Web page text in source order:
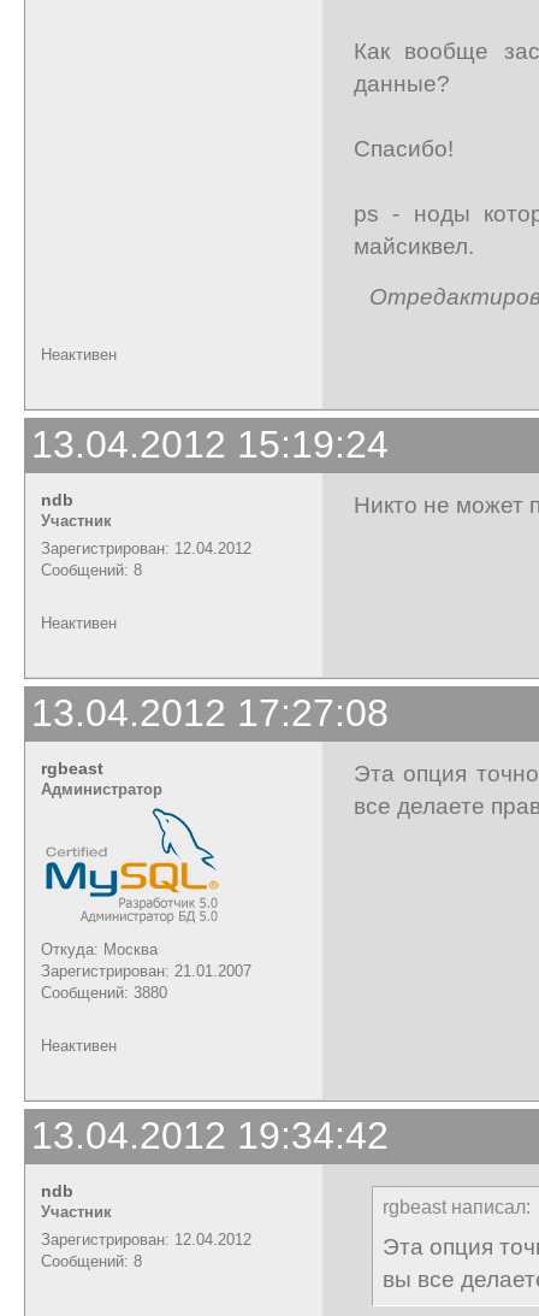
Как вообще
данные?
Спасибо!
ps - ноды
майсиквел.
Неактивен
13.04.2012 15:19:24
ndb
Участник
Зарегистрирован: 12.04.2012
Сообщений: 8
Никто не может
Неактивен
13.04.2012 17:27:08
rgbeast
Администратор
Откуда: Москва
Зарегистрирован: 21.01.2007
Сообщений: 3880
Эта опция
все делаете
Неактивен
13.04.2012 19:34:42
ndb
Участник
Зарегистрирован: 12.04.2012
Сообщений: 8
rgbeast написал:
Эта опция
вы все